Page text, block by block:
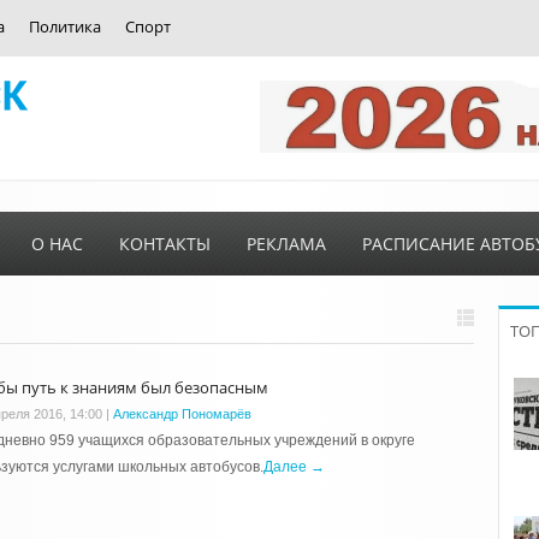
Политика Спорт
О НАС КОНТАКТЫ РЕКЛАМА РАСПИСАНИЕ
путь к знаниям был безопасным
2016, 14:00 | Александр Пономарёв
959 учащихся образовательных учреждений в округе
услугами школьных автобусов.Далее →